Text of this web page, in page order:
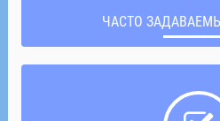
ЧАСТО